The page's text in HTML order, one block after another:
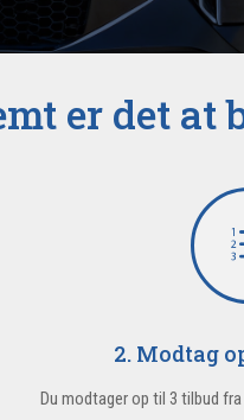
er det at
2. Modtag
Du modtager op til 3 tilbud